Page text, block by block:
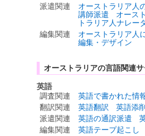
派遣関連
オーストラリア人
講師派遣
オース
トラリア人ナレー
編集関連
オーストラリア人
編集・デザイン
オーストラリアの言語関連
英語
調査関連
英語で書かれた情
翻訳関連
英語翻訳
英語添
派遣関連
英語の通訳派遣
編集関連
英語テープ起こし